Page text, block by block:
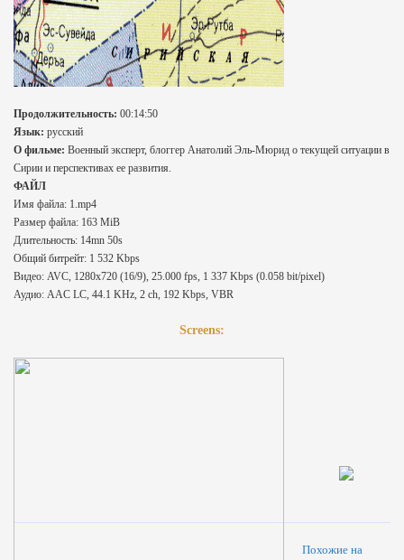
Продолжительность: 00:14:50
Язык: русский
О фильме: Военный эксперт, блоггер Анатолий Эль-Мюрид о текущей ситуации в
Сирии и перспективах ее развития.
ФАЙЛ
Имя файла: 1.mp4
Размер файла: 163 MiB
Длительность: 14mn 50s
Общий битрейт: 1 532 Kbps
Видео: AVC, 1280x720 (16/9), 25.000 fps, 1 337 Kbps (0.058 bit/pixel)
Аудио: AAC LC, 44.1 KHz, 2 ch, 192 Kbps, VBR
Screens:
Похожие на